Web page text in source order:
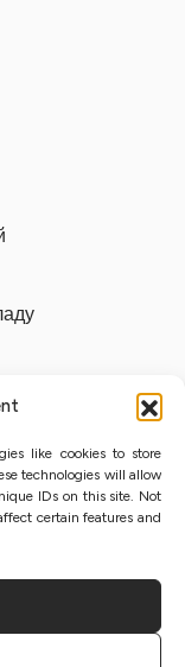
like cookies to store
technologies will allow
IDs on this site. Not
certain features and